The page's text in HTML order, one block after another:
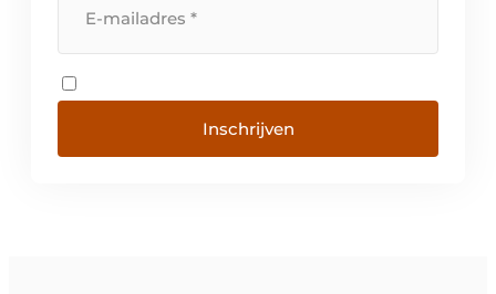
Inschrijven